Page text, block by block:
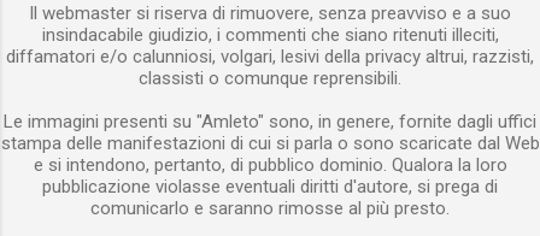
Il webmaster si riserva di rimuovere, senza preavviso e a suo
insindacabile giudizio, i commenti che siano ritenuti illeciti,
diffamatori e/o calunniosi, volgari, lesivi della privacy altrui, razzisti,
classisti o comunque reprensibili.
Le immagini presenti su "Amleto" sono, in genere, fornite dagli uffici
stampa delle manifestazioni di cui si parla o sono scaricate dal Web
e si intendono, pertanto, di pubblico dominio. Qualora la loro
pubblicazione violasse eventuali diritti d'autore, si prega di
comunicarlo e saranno rimosse al più presto.